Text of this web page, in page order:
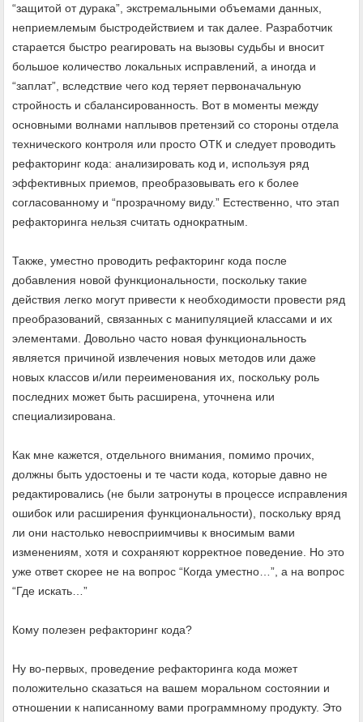
“защитой от дурака”, экстремальными объемами данных,
неприемлемым быстродействием и так далее. Разработчик
старается быстро реагировать на вызовы судьбы и вносит
большое количество локальных исправлений, а иногда и
“заплат”, вследствие чего код теряет первоначальную
стройность и сбалансированность. Вот в моменты между
основными волнами наплывов претензий со стороны отдела
технического контроля или просто ОТК и следует проводить
рефакторинг кода: анализировать код и, используя ряд
эффективных приемов, преобразовывать его к более
согласованному и “прозрачному виду.” Естественно, что этап
рефакторинга нельзя считать однократным.
Также, уместно проводить рефакторинг кода после
добавления новой функциональности, поскольку такие
действия легко могут привести к необходимости провести ряд
преобразований, связанных с манипуляцией классами и их
элементами. Довольно часто новая функциональность
является причиной извлечения новых методов или даже
новых классов и/или переименования их, поскольку роль
последних может быть расширена, уточнена или
специализирована.
Как мне кажется, отдельного внимания, помимо прочих,
должны быть удостоены и те части кода, которые давно не
редактировались (не были затронуты в процессе исправления
ошибок или расширения функциональности), поскольку вряд
ли они настолько невосприимчивы к вносимым вами
изменениям, хотя и сохраняют корректное поведение. Но это
уже ответ скорее не на вопрос “Когда уместно…”, а на вопрос
“Где искать…”
Кому полезен рефакторинг кода?
Ну во-первых, проведение рефакторинга кода может
положительно сказаться на вашем моральном состоянии и
отношении к написанному вами программному продукту. Это